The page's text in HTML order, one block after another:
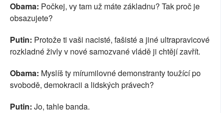
Obama: Počkej, vy tam už máte základnu? Tak proč je
obsazujete?
Putin: Protože ti vaši nacisté, fašisté a jiné ultrapravicové
rozkladné živly v nové samozvané vládě ji chtějí zavřít.
Obama: Myslíš ty mírumilovné demonstranty toužící po
svobodě, demokracii a lidských právech?
Putin: Jo, tahle banda.